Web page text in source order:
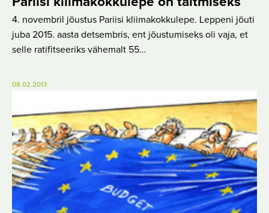
4. novembril jõustus Pariisi kliimakokkulepe. Leppeni jõuti
juba 2015. aasta detsembris, ent jõustumiseks oli vaja, et
selle ratifitseeriks vähemalt 55…
08.02.2013